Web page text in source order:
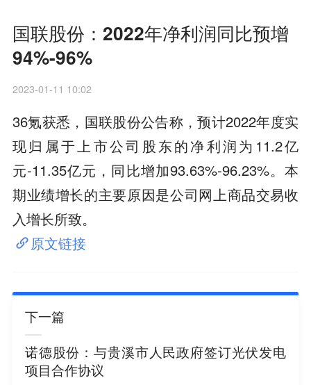
国联股份：2022年净利润同比预增
94%-96%
2023-01-11 10:02
36氪获悉，国联股份公告称，预计2022年度实
现归属于上市公司股东的净利润为11.2亿
元-11.35亿元，同比增加93.63%-96.23%。本
期业绩增长的主要原因是公司网上商品交易收
入增长所致。
原文链接
下一篇
诺德股份：与贵溪市人民政府签订光伏发电
项目合作协议